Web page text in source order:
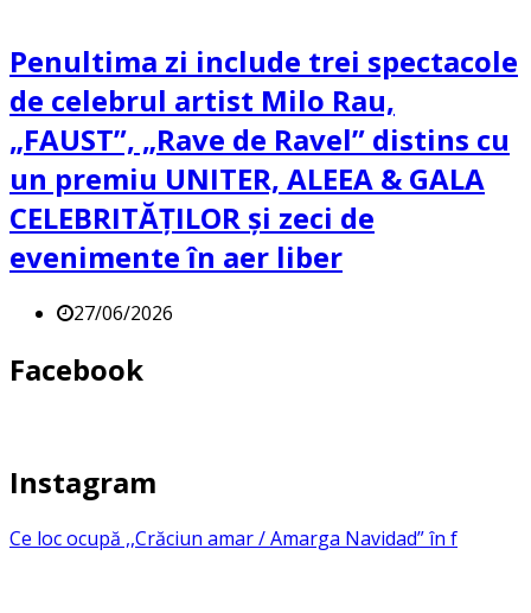
Penultima zi include trei spectacole
de celebrul artist Milo Rau,
„FAUST”, „Rave de Ravel” distins cu
un premiu UNITER, ALEEA & GALA
CELEBRITĂȚILOR și zeci de
evenimente în aer liber
27/06/2026
Facebook
Instagram
Ce loc ocupă ,,Crăciun amar / Amarga Navidad” în f